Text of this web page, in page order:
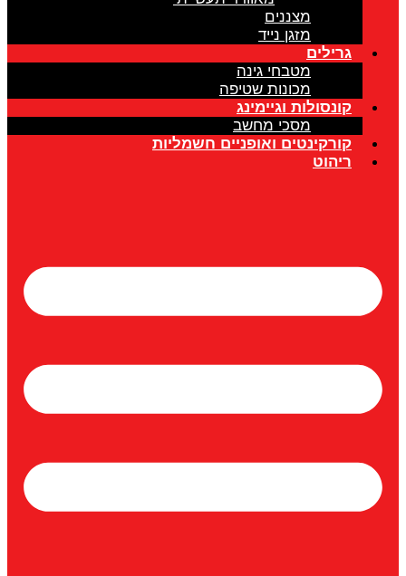
גרילים
מטבחי גינה
מכונות שטיפה
קונסולות וגיימינג
מסכי מחשב
קורקינטים ואופניים חשמליות
ריהוט